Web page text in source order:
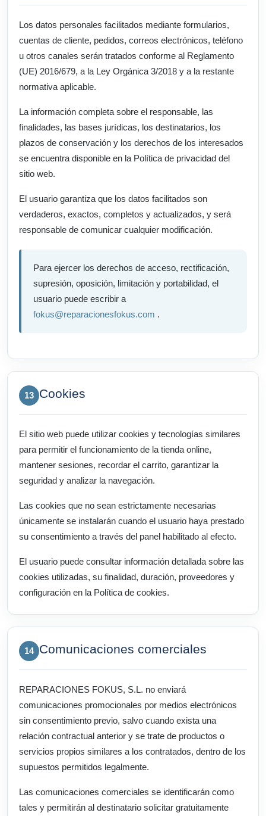
Los datos personales facilitados mediante formularios,
cuentas de cliente, pedidos, correos electrónicos, teléfono
u otros canales serán tratados conforme al Reglamento
(UE) 2016/679, a la Ley Orgánica 3/2018 y a la restante
normativa aplicable.
La información completa sobre el responsable, las
finalidades, las bases jurídicas, los destinatarios, los
plazos de conservación y los derechos de los interesados
se encuentra disponible en la Política de privacidad del
sitio web.
El usuario garantiza que los datos facilitados son
verdaderos, exactos, completos y actualizados, y será
responsable de comunicar cualquier modificación.
Para ejercer los derechos de acceso, rectificación,
supresión, oposición, limitación y portabilidad, el
usuario puede escribir a
fokus@reparacionesfokus.com .
13 Cookies
El sitio web puede utilizar cookies y tecnologías similares
para permitir el funcionamiento de la tienda online,
mantener sesiones, recordar el carrito, garantizar la
seguridad y analizar la navegación.
Las cookies que no sean estrictamente necesarias
únicamente se instalarán cuando el usuario haya prestado
su consentimiento a través del panel habilitado al efecto.
El usuario puede consultar información detallada sobre las
cookies utilizadas, su finalidad, duración, proveedores y
configuración en la Política de cookies.
14 Comunicaciones comerciales
REPARACIONES FOKUS, S.L. no enviará
comunicaciones promocionales por medios electrónicos
sin consentimiento previo, salvo cuando exista una
relación contractual anterior y se trate de productos o
servicios propios similares a los contratados, dentro de los
supuestos permitidos legalmente.
Las comunicaciones comerciales se identificarán como
tales y permitirán al destinatario solicitar gratuitamente